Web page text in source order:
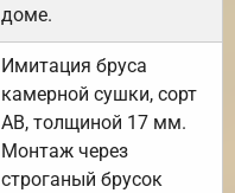
доме.
Имитация бруса
камерной сушки, сорт
АВ, толщиной 17 мм.
Монтаж через
строганый брусок